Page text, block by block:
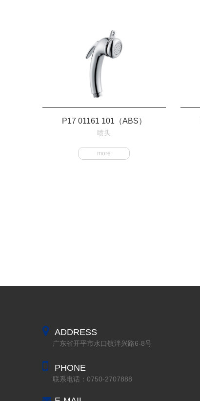
P17 01161 101（ABS）
喷头
more
ADDRESS
广东省开平市水口镇泮兴路6-8号
PHONE
联系电话：0750-2707888